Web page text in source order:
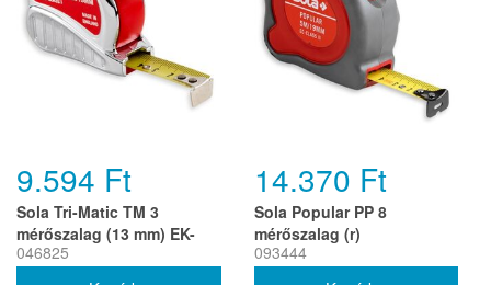
9.594 Ft
Sola Tri-Matic TM 3
mérőszalag (13 mm) EK-
osztály 1 (r)
046825
14.370 Ft
Sola Popular PP 8
mérőszalag (r)
093444